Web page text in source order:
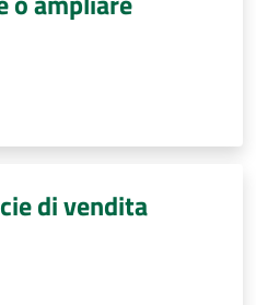
di vendita